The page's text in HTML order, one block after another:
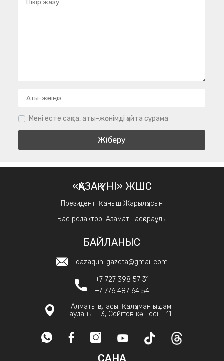
Мені есте сақта, аты-жөнімді қайта сұрама
«ҚАЗАҚ ҮНІ» ЖШС
Президент: Қаныш Жарылқасын
Бас редактор: Азамат Тасқараұлы
БАЙЛАНЫС
qazaquni.gazeta@gmail.com
+7 727 398 57 31
+7 776 487 64 54
Алматы қаласы, Қалқаман ықшам
ауданы – 3, Сейітов көшесі – 11.
САНАҚ